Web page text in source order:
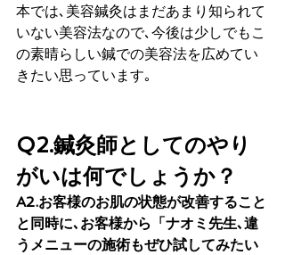
本では､美容鍼灸はまだあまり知られて
いない美容法なので､今後は少しでもこ
の素晴らしい鍼での美容法を広めてい
きたい思っています｡
Q2.鍼灸師としてのやり
がいは何でしょうか？
A2.お客様のお肌の状態が改善すること
と同時に､お客様から「ナオミ先生､違
うメニューの施術もぜひ試してみたい